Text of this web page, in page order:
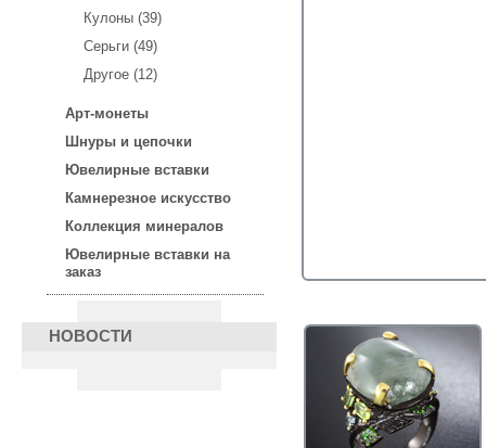
Кулоны (39)
Серьги (49)
Другое (12)
Арт-монеты
Шнуры и цепочки
Ювелирные вставки
Камнерезное искусство
Коллекция минералов
Ювелирные вставки на
заказ
НОВОСТИ